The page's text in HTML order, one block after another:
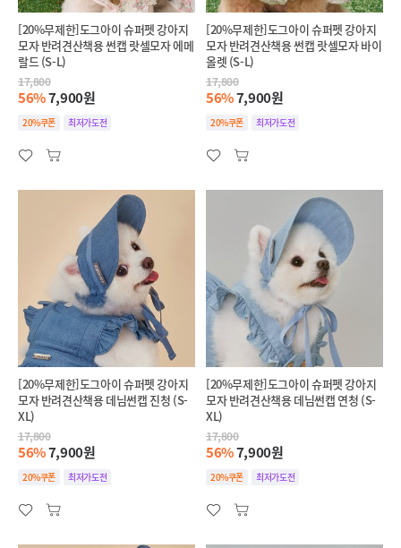
[20%무제한]도그아이 슈퍼펫 강아지
모자 반려견산책용 썬캡 랏셀모자 에메
랄드 (S-L)
17,800
56%7,900원
20%쿠폰 최저가도전
[20%무제한]도그아이 슈퍼펫 강아지
모자 반려견산책용 썬캡 랏셀모자 바이
올렛 (S-L)
17,800
56%7,900원
20%쿠폰 최저가도전
[20%무제한]도그아이 슈퍼펫 강아지
모자 반려견산책용 데님썬캡 진청 (S-
XL)
17,800
56%7,900원
20%쿠폰 최저가도전
[20%무제한]도그아이 슈퍼펫 강아지
모자 반려견산책용 데님썬캡 연청 (S-
XL)
17,800
56%7,900원
20%쿠폰 최저가도전